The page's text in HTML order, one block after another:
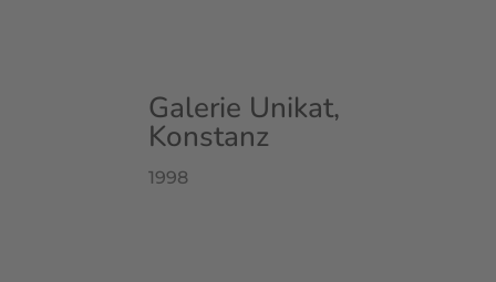
Galerie Unikat,
Konstanz
1998